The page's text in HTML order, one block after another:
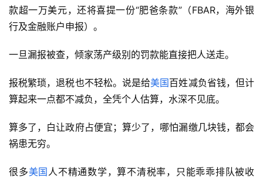
款超一万美元，还将喜提一份“肥爸条款”（FBAR，海外银
行及金融账户申报）。
一旦漏报被查，倾家荡产级别的罚款能直接把人送走。
报税繁琐，退税也不轻松。说是给美国百姓减负省钱，但计
算起来一点都不减负，全凭个人估算，水深不见底。
算多了，白让政府占便宜；算少了，哪怕漏缴几块钱，都会
祸患无穷。
很多美国 人不精通数学，算不清税率，只能乖乖排队被收